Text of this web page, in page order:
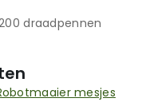
draadpennen